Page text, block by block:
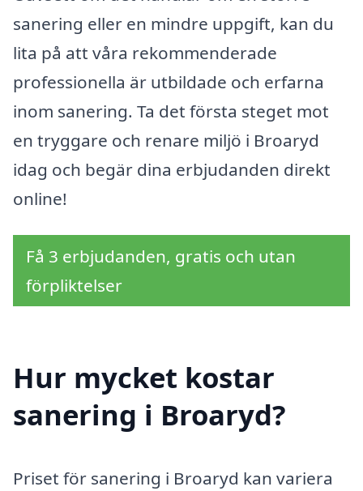
sanering eller en mindre uppgift, kan du
lita på att våra rekommenderade
professionella är utbildade och erfarna
inom sanering. Ta det första steget mot
en tryggare och renare miljö i Broaryd
idag och begär dina erbjudanden direkt
online!
Få 3 erbjudanden, gratis och utan
förpliktelser
Hur mycket kostar
sanering i Broaryd?
Priset för sanering i Broaryd kan variera